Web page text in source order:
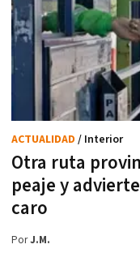
Otra ruta
peaje y
caro
ACTUALIDAD / Interior
PorJ.M.